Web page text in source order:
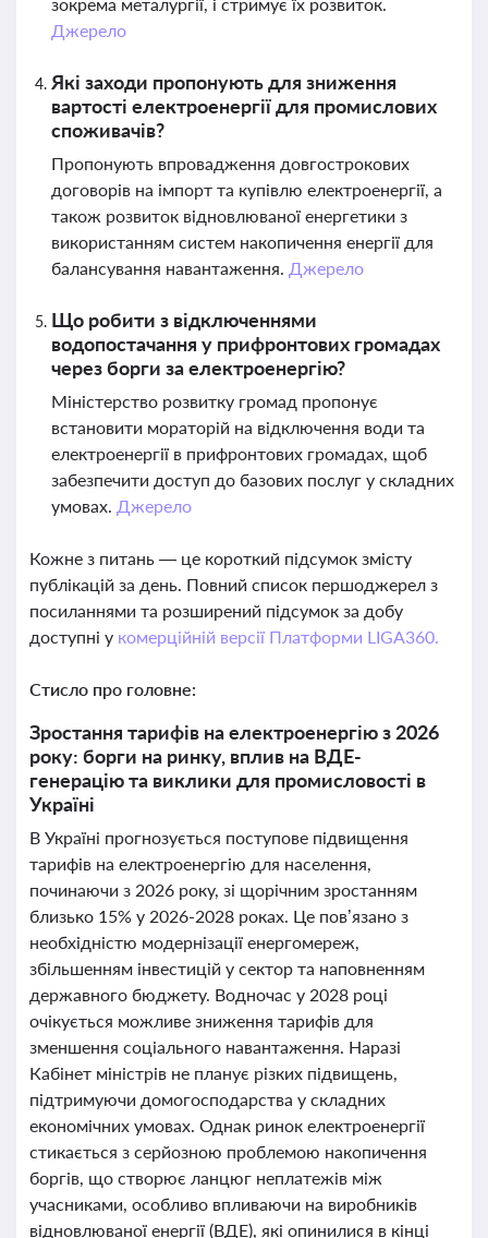
Джерело
Які заходи пропонують для зниження
вартості електроенергії для промислових
споживачів?
Пропонують впровадження довгострокових
договорів на імпорт та купівлю електроенергії, а
також розвиток відновлюваної енергетики з
використанням систем накопичення енергії для
балансування навантаження. Джерело
Що робити з відключеннями
водопостачання у прифронтових громадах
через борги за електроенергію?
Міністерство розвитку громад пропонує
встановити мораторій на відключення води та
електроенергії в прифронтових громадах, щоб
забезпечити доступ до базових послуг у складних
умовах. Джерело
Кожне з питань — це короткий підсумок змісту
публікацій за день. Повний список першоджерел з
посиланнями та розширений підсумок за добу
доступні у комерційній версії Платформи LIGA360.
Стисло про головне:
Зростання тарифів на електроенергію з 2026
року: борги на ринку, вплив на ВДЕ-
генерацію та виклики для промисловості в
Україні
В Україні прогнозується поступове підвищення
тарифів на електроенергію для населення,
починаючи з 2026 року, зі щорічним зростанням
близько 15% у 2026-2028 роках. Це пов’язано з
необхідністю модернізації енергомереж,
збільшенням інвестицій у сектор та наповненням
державного бюджету. Водночас у 2028 році
очікується можливе зниження тарифів для
зменшення соціального навантаження. Наразі
Кабінет міністрів не планує різких підвищень,
підтримуючи домогосподарства у складних
економічних умовах. Однак ринок електроенергії
стикається з серйозною проблемою накопичення
боргів, що створює ланцюг неплатежів між
учасниками, особливо впливаючи на виробників
відновлюваної енергії (ВДЕ), які опинилися в кінці